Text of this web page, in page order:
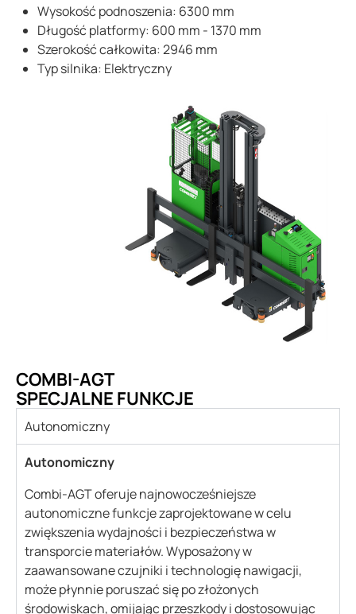
Wysokość podnoszenia: 6300 mm
Długość platformy: 600 mm - 1370 mm
Szerokość całkowita: 2946 mm
Typ silnika: Elektryczny
COMBI-AGT
SPECJALNE FUNKCJE
Autonomiczny
Autonomiczny
Combi-AGT oferuje najnowocześniejsze
autonomiczne funkcje zaprojektowane w celu
zwiększenia wydajności i bezpieczeństwa w
transporcie materiałów. Wyposażony w
zaawansowane czujniki i technologię nawigacji,
może płynnie poruszać się po złożonych
środowiskach, omijając przeszkody i dostosowując